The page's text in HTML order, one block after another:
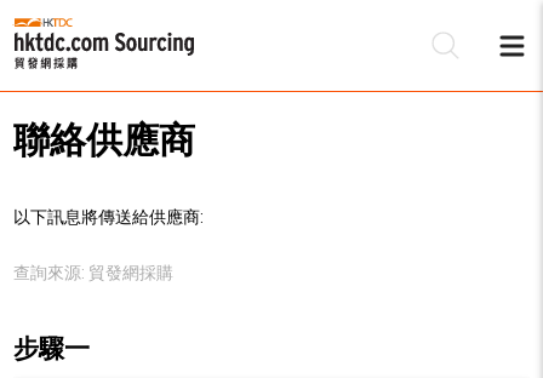
聯絡供應商
以下訊息將傳送給供應商:
查詢來源: 貿發網採購
步驟一